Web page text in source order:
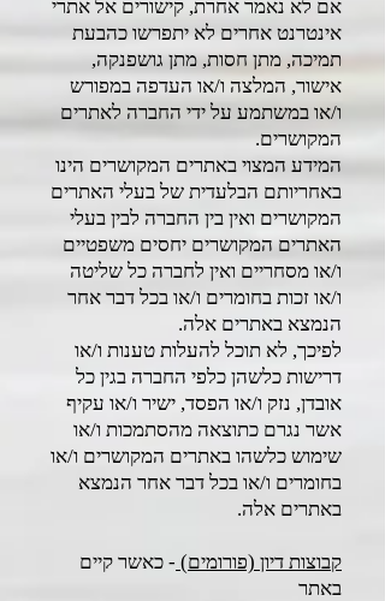
אם לא נאמר אחרת, קישורים אל אתרי
אינטרנט אחרים לא יתפרשו כהבעת
תמיכה, מתן חסות, מתן גושפנקה,
אישור, המלצה ו/או העדפה במפורש
ו/או במשתמע על ידי החברה לאתרים
המקושרים.
המידע המצוי באתרים המקושרים הינו
באחריותם הבלעדית של בעלי האתרים
המקושרים ואין בין החברה לבין בעלי
האתרים המקושרים יחסים משפטיים
ו/או מסחריים ואין לחברה כל שליטה
ו/או זכות בחומרים ו/או בכל דבר אחר
הנמצא באתרים אלה.
לפיכך, לא תוכל להעלות טענות ו/או
דרישות כלשהן כלפי החברה בגין כל
אובדן, נזק ו/או הפסד, ישיר ו/או עקיף
אשר נגרם כתוצאה מהסתמכות ו/או
שימוש כלשהו באתרים המקושרים ו/או
בחומרים ו/או בכל דבר אחר הנמצא
באתרים אלה.
קבוצות דיון (פורומים) - כאשר קיים
באתר